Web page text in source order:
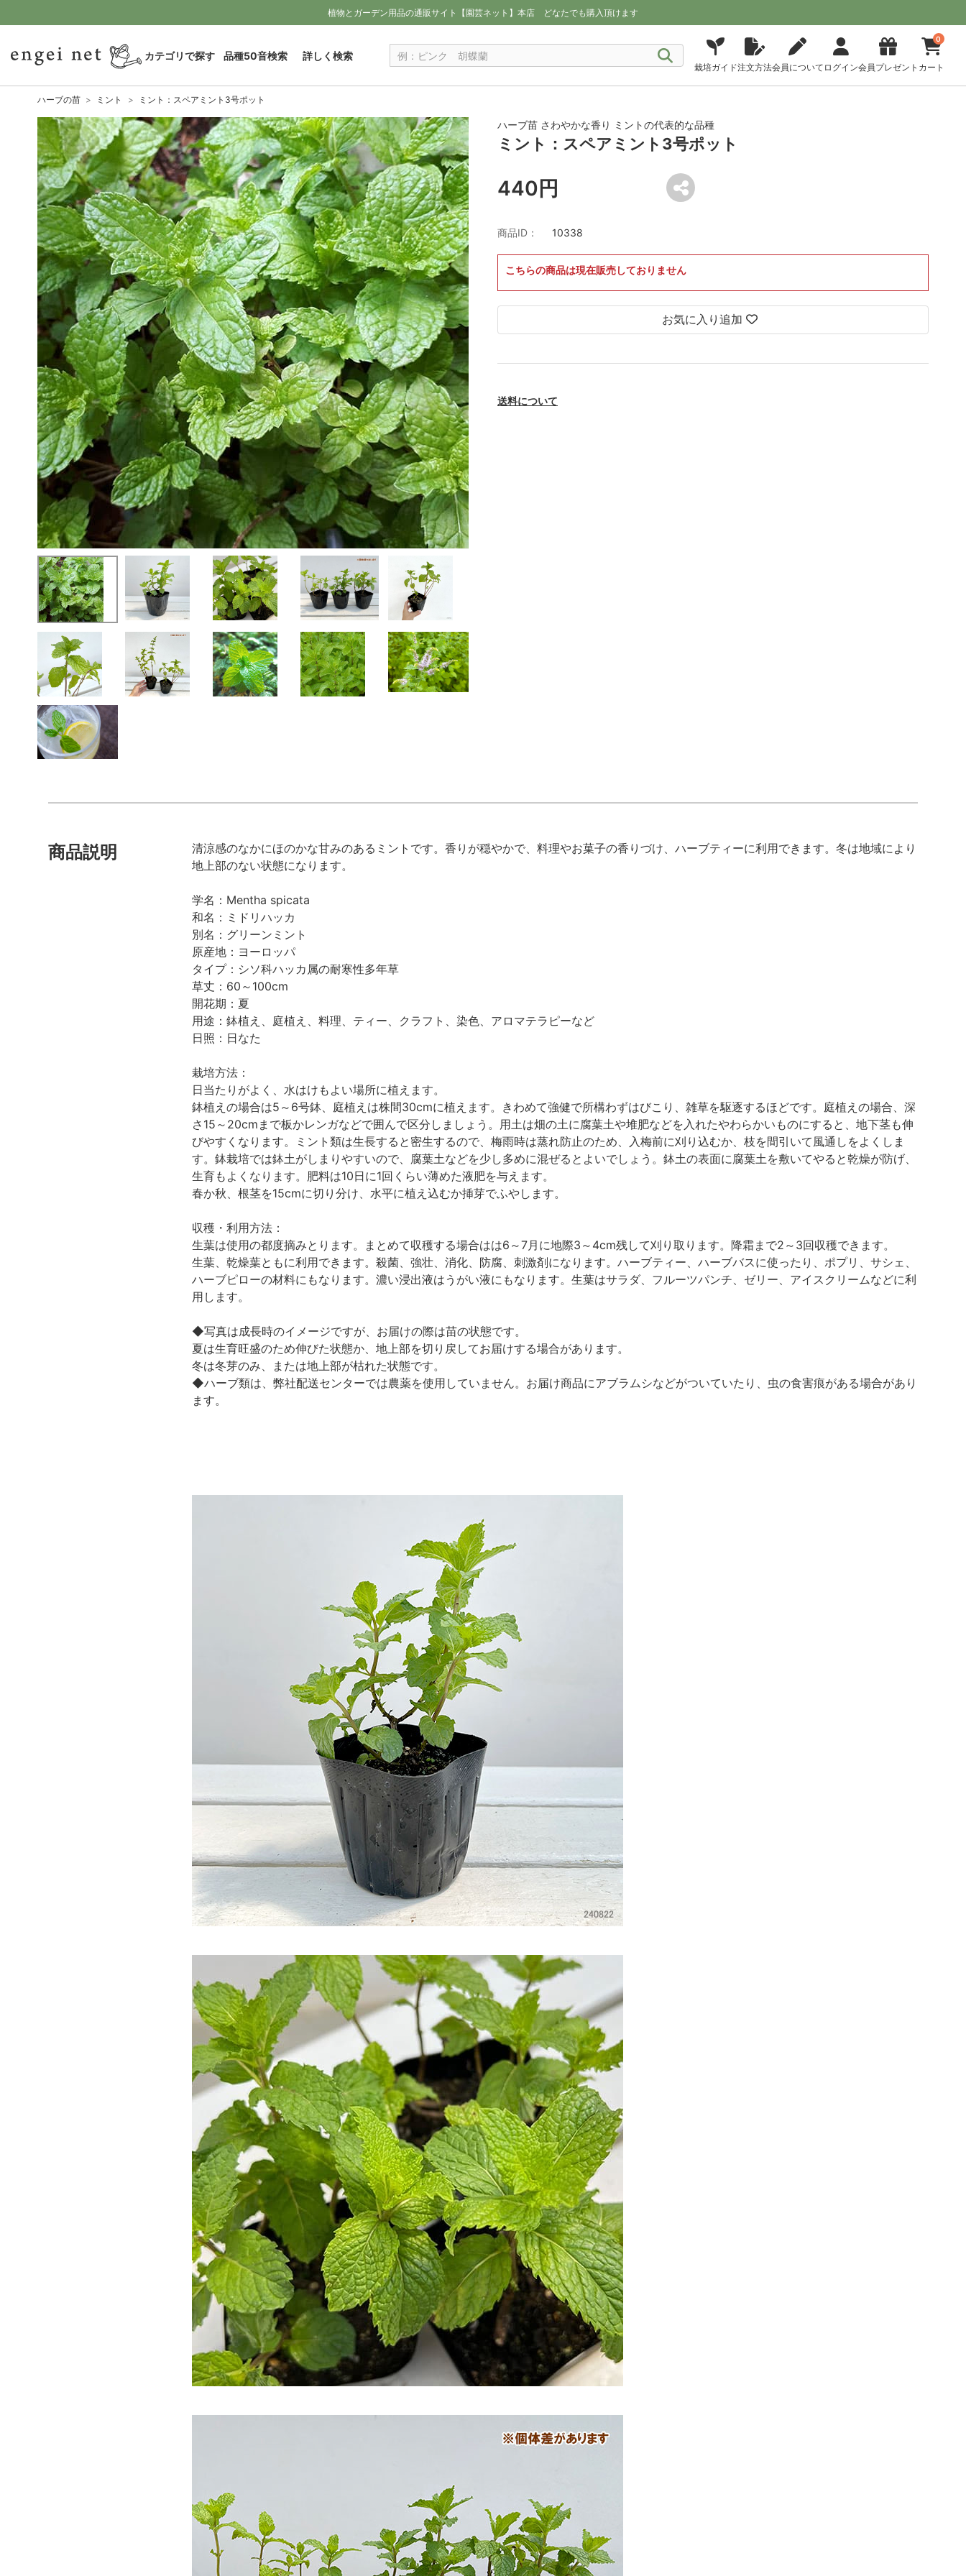
植物とガーデン用品の通販サイト【園芸ネット】本店 どなたでも購入頂けます
カテゴリで探す 品種50音検索 詳しく検索
栽培ガイド注文方法会員について ログイン会員プレゼント
0
カート
ハーブの苗 ミント ミント：スペアミント3号ポット
ハーブ苗 さわやかな香り ミントの代表的な品種
ミント：スペアミント3号ポット
440円
商品ID： 10338
こちらの商品は現在販売しておりません
お気に入り追加
送料について
商品説明
清涼感のなかにほのかな甘みのあるミントです。香りが穏やかで、料理やお菓子の香りづけ、ハーブティーに利用できます。冬は地域により
地上部のない状態になります。
学名：Mentha spicata
和名：ミドリハッカ
別名：グリーンミント
原産地：ヨーロッパ
タイプ：シソ科ハッカ属の耐寒性多年草
草丈：60～100cm
開花期：夏
用途：鉢植え、庭植え、料理、ティー、クラフト、染色、アロマテラピーなど
日照：日なた
栽培方法：
日当たりがよく、水はけもよい場所に植えます。
鉢植えの場合は5～6号鉢、庭植えは株間30cmに植えます。きわめて強健で所構わずはびこり、雑草を駆逐するほどです。庭植えの場合、深
さ15～20cmまで板かレンガなどで囲んで区分しましょう。用土は畑の土に腐葉土や堆肥などを入れたやわらかいものにすると、地下茎も伸
びやすくなります。ミント類は生長すると密生するので、梅雨時は蒸れ防止のため、入梅前に刈り込むか、枝を間引いて風通しをよくしま
す。鉢栽培では鉢土がしまりやすいので、腐葉土などを少し多めに混ぜるとよいでしょう。鉢土の表面に腐葉土を敷いてやると乾燥が防げ、
生育もよくなります。肥料は10日に1回くらい薄めた液肥を与えます。
春か秋、根茎を15cmに切り分け、水平に植え込むか挿芽でふやします。
収穫・利用方法：
生葉は使用の都度摘みとります。まとめて収穫する場合はは6～7月に地際3～4cm残して刈り取ります。降霜まで2～3回収穫できます。
生葉、乾燥葉ともに利用できます。殺菌、強壮、消化、防腐、刺激剤になります。ハーブティー、ハーブバスに使ったり、ポプリ、サシェ、
ハーブピローの材料にもなります。濃い浸出液はうがい液にもなります。生葉はサラダ、フルーツパンチ、ゼリー、アイスクリームなどに利
用します。
◆写真は成長時のイメージですが、お届けの際は苗の状態です。
夏は生育旺盛のため伸びた状態か、地上部を切り戻してお届けする場合があります。
冬は冬芽のみ、または地上部が枯れた状態です。
◆ハーブ類は、弊社配送センターでは農薬を使用していません。お届け商品にアブラムシなどがついていたり、虫の食害痕がある場合があり
ます。